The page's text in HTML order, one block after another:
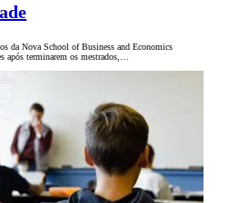
da Nova School of Business and Economics
após terminarem os mestrados,…